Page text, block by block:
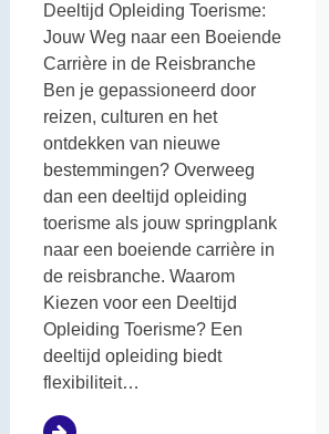
Deeltijd Opleiding Toerisme:
Jouw Weg naar een Boeiende
Carrière in de Reisbranche
Ben je gepassioneerd door
reizen, culturen en het
ontdekken van nieuwe
bestemmingen? Overweeg
dan een deeltijd opleiding
toerisme als jouw springplank
naar een boeiende carrière in
de reisbranche. Waarom
Kiezen voor een Deeltijd
Opleiding Toerisme? Een
deeltijd opleiding biedt
flexibiliteit…